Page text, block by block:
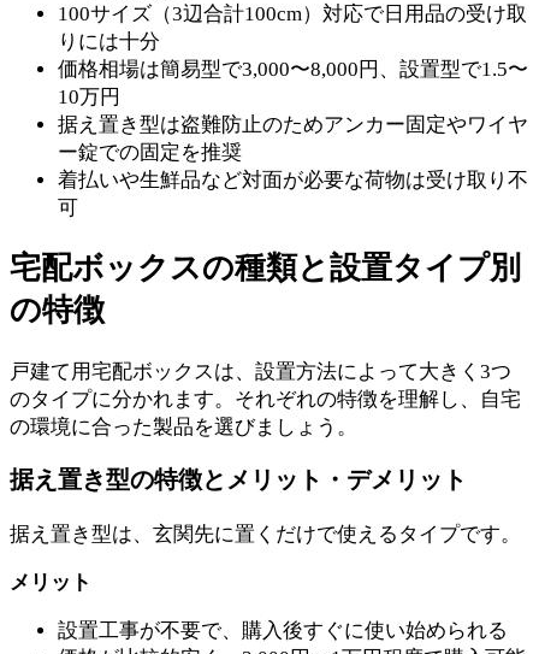
100サイズ（3辺合計100cm）対応で日用品の受け取
りには十分
価格相場は簡易型で3,000〜8,000円、設置型で1.5〜
10万円
据え置き型は盗難防止のためアンカー固定やワイヤ
ー錠での固定を推奨
着払いや生鮮品など対面が必要な荷物は受け取り不
可
宅配ボックスの種類と設置タイプ別
の特徴
戸建て用宅配ボックスは、設置方法によって大きく3つ
のタイプに分かれます。それぞれの特徴を理解し、自宅
の環境に合った製品を選びましょう。
据え置き型の特徴とメリット・デメリット
据え置き型は、玄関先に置くだけで使えるタイプです。
メリット
設置工事が不要で、購入後すぐに使い始められる